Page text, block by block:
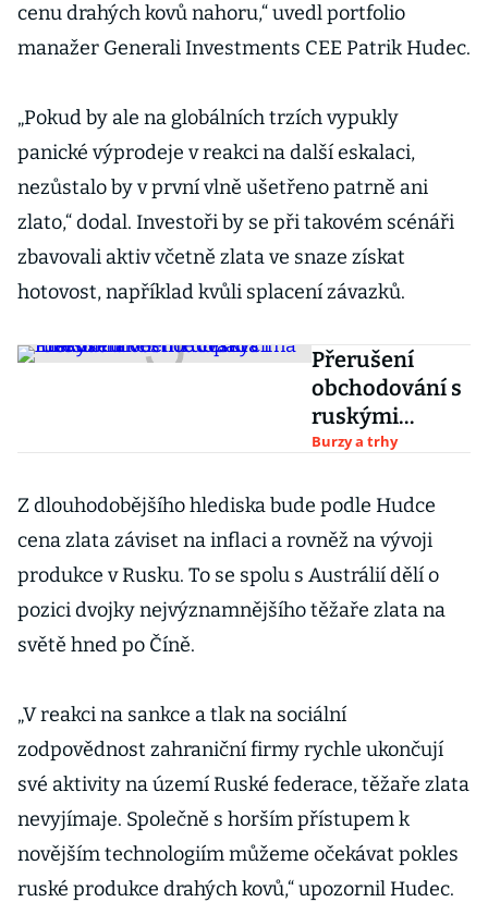
cenu drahých kovů nahoru,“ uvedl portfolio
manažer Generali Investments CEE Patrik Hudec.
„Pokud by ale na globálních trzích vypukly
panické výprodeje v reakci na další eskalaci,
nezůstalo by v první vlně ušetřeno patrně ani
zlato,“ dodal. Investoři by se při takovém scénáři
zbavovali aktiv včetně zlata ve snaze získat
hotovost, například kvůli splacení závazků.
Přerušení
obchodování s
ruskými
akciemi
fondové
investice
českých
investorů
Burzy a trhy
Z dlouhodobějšího hlediska bude podle Hudce
cena zlata záviset na inflaci a rovněž na vývoji
produkce v Rusku. To se spolu s Austrálií dělí o
pozici dvojky nejvýznamnějšího těžaře zlata na
světě hned po Číně.
„V reakci na sankce a tlak na sociální
zodpovědnost zahraniční firmy rychle ukončují
své aktivity na území Ruské federace, těžaře zlata
nevyjímaje. Společně s horším přístupem k
novějším technologiím můžeme očekávat pokles
ruské produkce drahých kovů,“ upozornil Hudec.